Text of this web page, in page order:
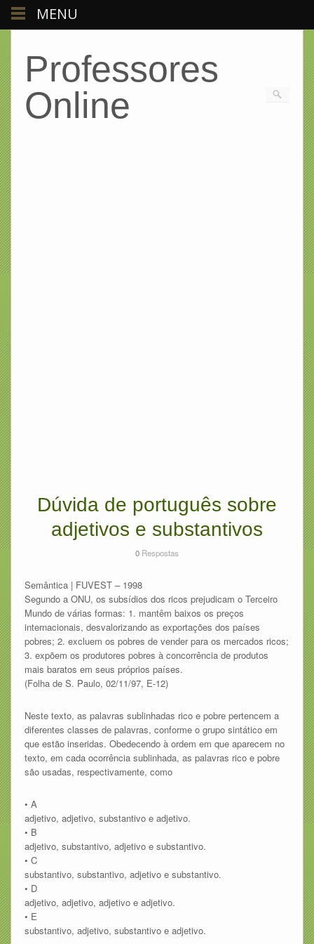
Professores
Online
Dúvida de português sobre
adjetivos e substantivos
0 Respostas
Semântica | FUVEST – 1998
Segundo a ONU, os subsídios dos ricos prejudicam o Terceiro
Mundo de várias formas: 1. mantêm baixos os preços
internacionais, desvalorizando as exportações dos países
pobres; 2. excluem os pobres de vender para os mercados ricos;
3. expõem os produtores pobres à concorrência de produtos
mais baratos em seus próprios países.
(Folha de S. Paulo, 02/11/97, E-12)
Neste texto, as palavras sublinhadas rico e pobre pertencem a
diferentes classes de palavras, conforme o grupo sintático em
que estão inseridas. Obedecendo à ordem em que aparecem no
texto, em cada ocorrência sublinhada, as palavras rico e pobre
são usadas, respectivamente, como
• A
adjetivo, adjetivo, substantivo e adjetivo.
• B
adjetivo, substantivo, adjetivo e substantivo.
• C
substantivo, substantivo, adjetivo e substantivo.
• D
adjetivo, adjetivo, adjetivo e adjetivo.
• E
substantivo, adjetivo, substantivo e adjetivo.
MENU